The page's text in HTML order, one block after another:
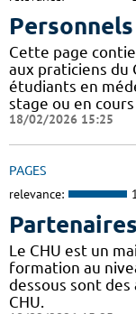
Personnels
Cette page
aux praticiens du
étudiants en
stage ou en
18/02/2026 15:25
PAGES
relevance:
Le CHU est un
formation au
dessous sont
CHU.